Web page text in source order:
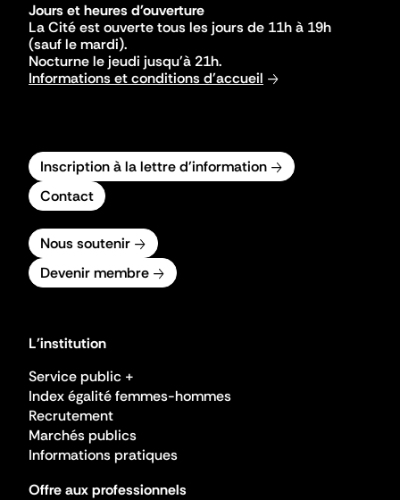
Jours et heures d'ouverture
La Cité est ouverte tous les jours de 11h à 19h
(sauf le mardi).
Nocturne le jeudi jusqu'à 21h.
Informations et conditions d'accueil
Inscription à la lettre d'information
Contact
Nous soutenir
Devenir membre
L'institution
Service public +
Index égalité femmes-hommes
Recrutement
Marchés publics
Informations pratiques
Offre aux professionnels